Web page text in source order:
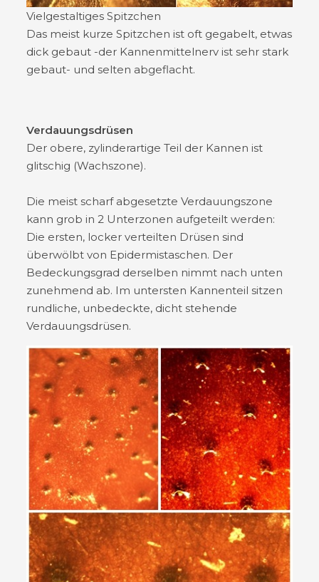
Vielgestaltiges Spitzchen
Das meist kurze Spitzchen ist oft gegabelt, etwas
dick gebaut -der Kannenmittelnerv ist sehr stark
gebaut- und selten abgeflacht.
Verdauungsdrüsen
Der obere, zylinderartige Teil der Kannen ist
glitschig (Wachszone).
Die meist scharf abgesetzte Verdauungszone
kann grob in 2 Unterzonen aufgeteilt werden:
Die ersten, locker verteilten Drüsen sind
überwölbt von Epidermistaschen. Der
Bedeckungsgrad derselben nimmt nach unten
zunehmend ab. Im untersten Kannenteil sitzen
rundliche, unbedeckte, dicht stehende
Verdauungsdrüsen.